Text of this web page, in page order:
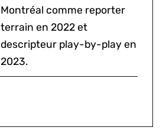
Montréal comme reporter
terrain en 2022 et
descripteur play-by-play en
2023.